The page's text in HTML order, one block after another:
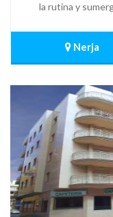
la rutina y
Nerja